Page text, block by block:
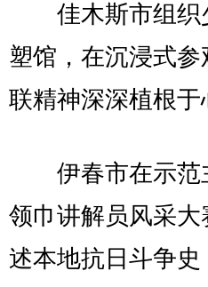
佳木斯市组织
塑馆，在沉浸式
联精神深深植根于
伊春市在示范
领巾讲解员风采
述本地抗日斗争